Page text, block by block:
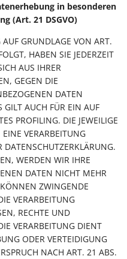
in besonderen
(Art. 21 DSGVO)
GRUNDLAGE VON ART.
HABEN SIE JEDERZEIT
AUS IHRER
GEGEN DIE
DATEN
GILT AUCH FÜR EIN AUF
PROFILING. DIE JEWEILIGE
VERARBEITUNG
WERDEN WIR IHRE
DATEN NICHT MEHR
ZWINGENDE
VERARBEITUNG
RECHTE UND
VERARBEITUNG DIENT
ODER VERTEIDIGUNG
NACH ART. 21 ABS.